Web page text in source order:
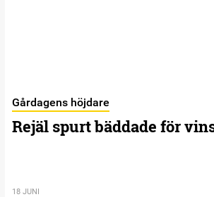
Gårdagens höjdare
Rejäl spurt bäddade för
18 JUNI